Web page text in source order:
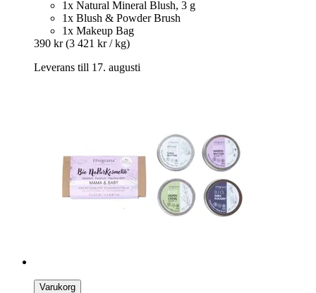
1x Natural Mineral Blush, 3 g
1x Blush & Powder Brush
1x Makeup Bag
390 kr (3 421 kr / kg)
Leverans till 17. augusti
Varukorg